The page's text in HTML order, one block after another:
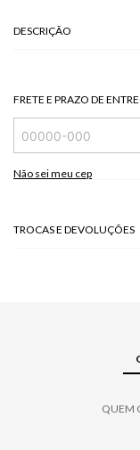
DESCRIÇÃO
61% POLIESTER + 35%
FRETE E PRAZO DE
Não sei meu cep
TROCAS E DEVOLUÇÕES
QUEM